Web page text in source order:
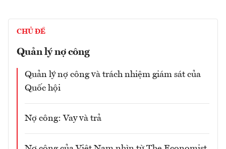
CHỦ ĐỀ
Quản lý nợ công
Quản lý nợ công và trách nhiệm giám sát của
Quốc hội
Nợ công: Vay và trả